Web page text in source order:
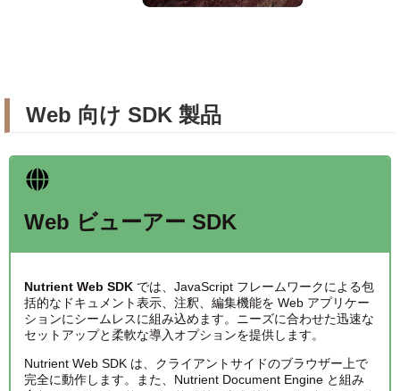
Web 向け SDK 製品
Web ビューアー SDK
Nutrient Web SDK では、JavaScript フレームワークによる包
括的なドキュメント表示、注釈、編集機能を Web アプリケー
ションにシームレスに組み込めます。ニーズに合わせた迅速な
セットアップと柔軟な導入オプションを提供します。
Nutrient Web SDK は、クライアントサイドのブラウザー上で
完全に動作します。また、Nutrient Document Engine と組み